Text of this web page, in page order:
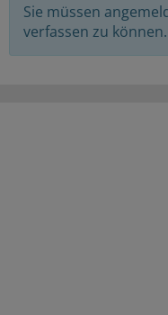
Sie müssen
verfassen zu können.